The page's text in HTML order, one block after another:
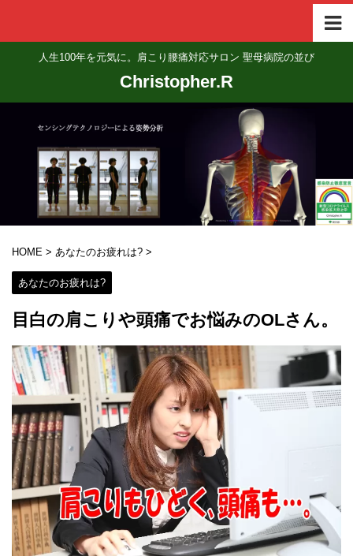
人生100年を元気に。肩こり腰痛対応サロン 聖母病院の並び
Christopher.R
HOME > あなたのお疲れは? >
あなたのお疲れは?
目白の肩こりや頭痛でお悩みのOLさん。